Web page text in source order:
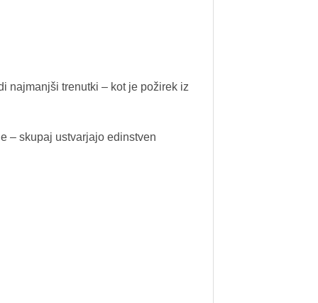
najmanjši trenutki – kot je požirek iz
– skupaj ustvarjajo edinstven